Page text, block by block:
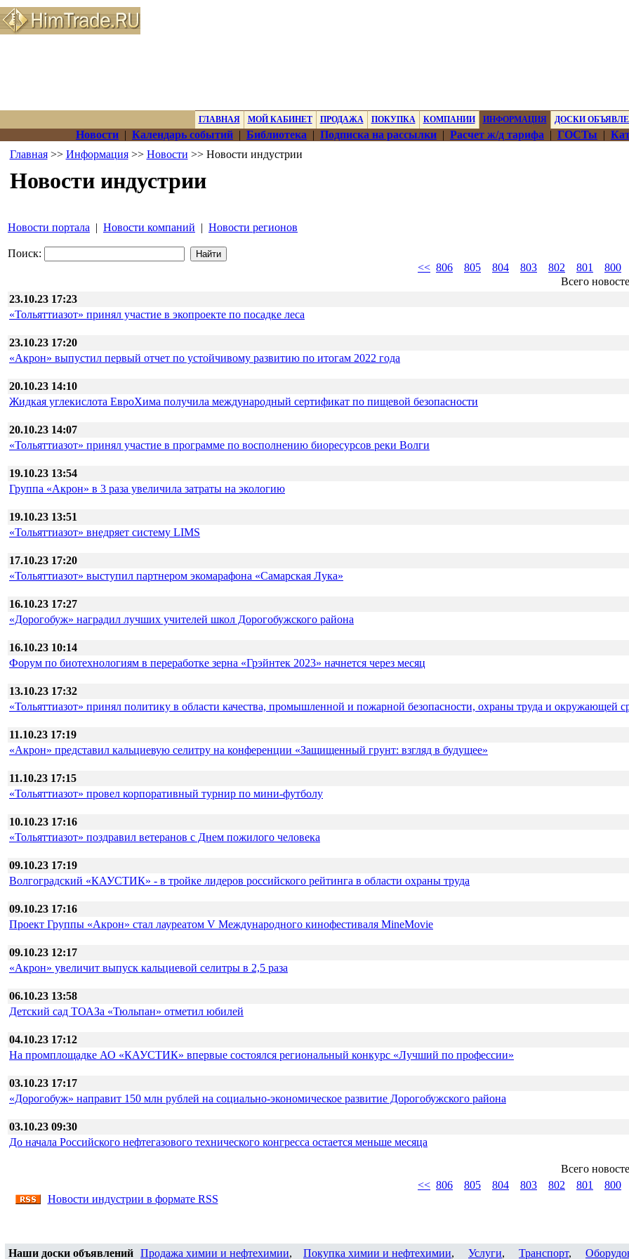
ГЛАВНАЯ МОЙ КАБИНЕТ ПРОДАЖА ПОКУПКА КОМПАНИИ ИНФОРМАЦИЯ ДОСКИ
Новости | Календарь событий | Библиотека | Подписка на рассылки | Расчет ж/д тарифа | ГОСТы |
Главная>> Информация>> Новости >> Новости индустрии
Новости индустрии
Новости портала | Новости компаний | Новости регионов
Поиск:
<< 806 805 804 803 802 801
800
Всего
23.10.23 17:23
«Тольяттиазот» принял участие в экопроекте по посадке леса
23.10.23 17:20
«Акрон» выпустил первый отчет по устойчивому развитию по итогам 2022 года
20.10.23 14:10
Жидкая углекислота ЕвроХима получила международный сертификат по пищевой безопасности
20.10.23 14:07
«Тольяттиазот» принял участие в программе по восполнению биоресурсов реки Волги
19.10.23 13:54
Группа «Акрон» в 3 раза увеличила затраты на экологию
19.10.23 13:51
«Тольяттиазот» внедряет систему LIMS
17.10.23 17:20
«Тольяттиазот» выступил партнером экомарафона «Самарская Лука»
16.10.23 17:27
«Дорогобуж» наградил лучших учителей школ Дорогобужского района
16.10.23 10:14
Форум по биотехнологиям в переработке зерна «Грэйнтек 2023» начнется через месяц
13.10.23 17:32
«Тольяттиазот» принял политику в области качества, промышленной и пожарной безопасности, охраны труда и окружающей
11.10.23 17:19
«Акрон» представил кальциевую селитру на конференции «Защищенный грунт: взгляд в будущее»
11.10.23 17:15
«Тольяттиазот» провел корпоративный турнир по мини-футболу
10.10.23 17:16
«Тольяттиазот» поздравил ветеранов с Днем пожилого человека
09.10.23 17:19
Волгоградский «КАУСТИК» - в тройке лидеров российского рейтинга в области охраны труда
09.10.23 17:16
Проект Группы «Акрон» стал лауреатом V Международного кинофестиваля MineMovie
09.10.23 12:17
«Акрон» увеличит выпуск кальциевой селитры в 2,5 раза
06.10.23 13:58
Детский сад ТОАЗа «Тюльпан» отметил юбилей
04.10.23 17:12
На промплощадке АО «КАУСТИК» впервые состоялся региональный конкурс «Лучший по профессии»
03.10.23 17:17
«Дорогобуж» направит 150 млн рублей на социально-экономическое развитие Дорогобужского района
03.10.23 09:30
До начала Российского нефтегазового технического конгресса остается меньше месяца
Всего
<< 806 805 804 803 802 801
800
Новости индустрии в формате RSS
Наши доски объявлений Продажа химии и нефтехимии, Покупка химии и нефтехимии, Услуги, Транспорт,